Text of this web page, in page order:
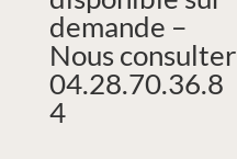
demande –
Nous consulter
04.28.70.36.8
4